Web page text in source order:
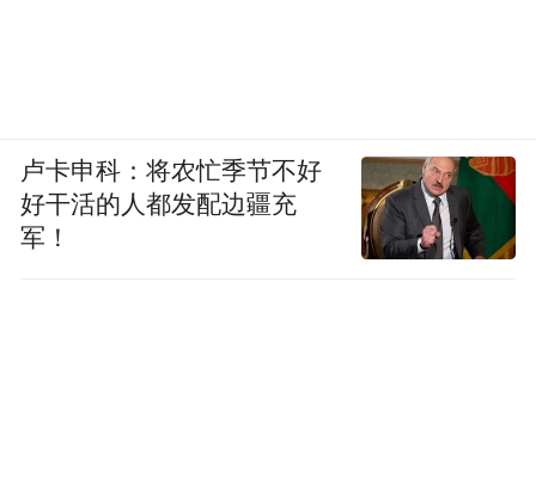
卢卡申科：将农忙季节不好
好干活的人都发配边疆充
军！